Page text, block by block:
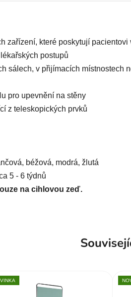
zařízení, které poskytují pacientovi
postupů
sálech, v přijímacích místnostech
pro upevnění na stěny
z teleskopických prvků
béžová, modrá, žlutá
5 - 6 týdnů
na cihlovou zeď.